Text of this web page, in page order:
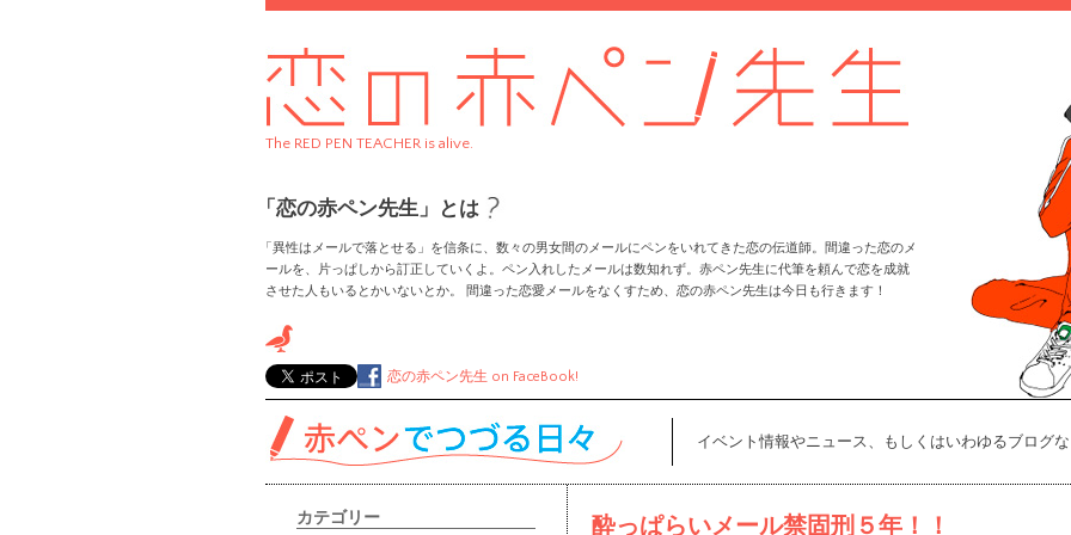
The RED PEN TEACHER is alive.
「恋の赤ペン先生」とは
「異性はメールで落とせる」を信条に、数々の男女間のメールにペンをいれてきた恋の伝道師。間違った恋のメ
ールを、片っぱしから訂正していくよ。ペン入れしたメールは数知れず。赤ペン先生に代筆を頼んで恋を成就
させた人もいるとかいないとか。 間違った恋愛メールをなくすため、恋の赤ペン先生は今日も行きます！
恋の赤ペン先生 on FaceBook!
イベント情報やニュース、もしくはいわゆるブログ
カテゴリー 酔っぱらいメール禁固刑５年！！